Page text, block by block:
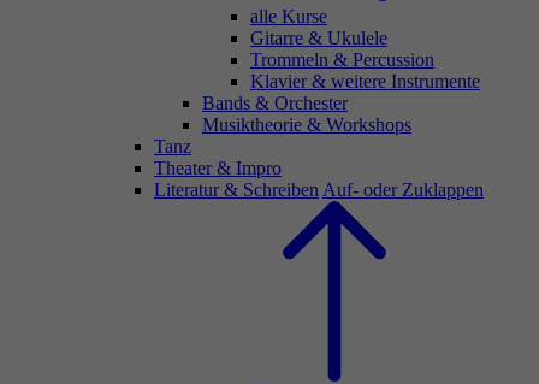
alle Kurse
Gitarre & Ukulele
Trommeln & Percussion
Klavier & weitere Instrumente
Bands & Orchester
Musiktheorie & Workshops
Tanz
Theater & Impro
Literatur & Schreiben Auf- oder Zuklappen